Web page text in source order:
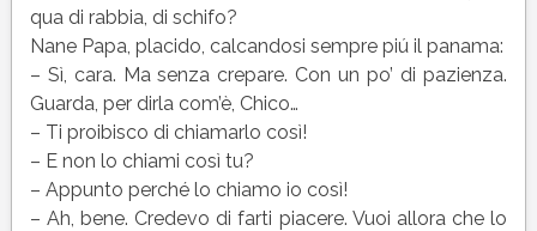
qua di rabbia, di schifo?
Nane Papa, placido, calcandosi sempre piú il panama:
– Sì, cara. Ma senza crepare. Con un po’ di pazienza.
Guarda, per dirla com’è, Chico…
– Ti proibisco di chiamarlo così!
– E non lo chiami così tu?
– Appunto perché lo chiamo io così!
– Ah, bene. Credevo di farti piacere. Vuoi allora che lo